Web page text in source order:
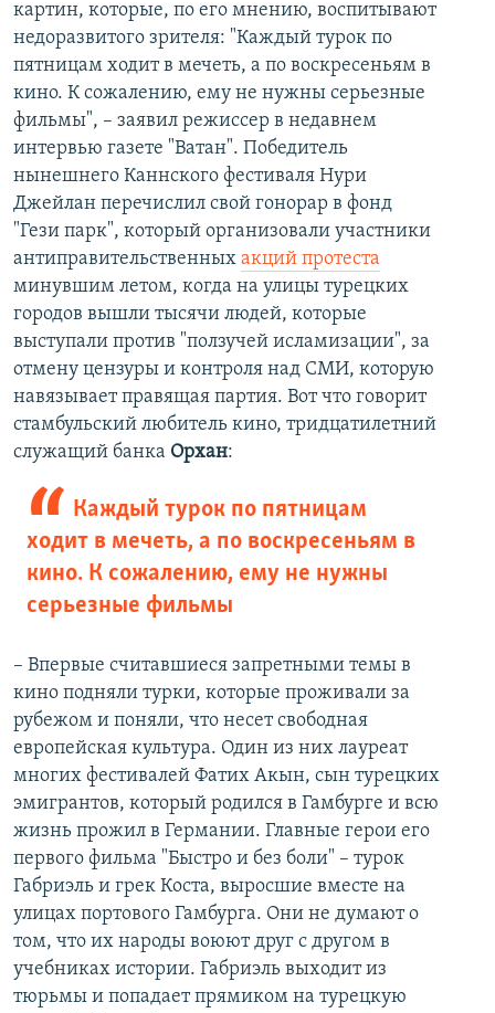
картин, которые, по его мнению, воспитывают
недоразвитого зрителя: "Каждый турок по
пятницам ходит в мечеть, а по воскресеньям в
кино. К сожалению, ему не нужны серьезные
фильмы", – заявил режиссер в недавнем
интервью газете "Ватан". Победитель
нынешнего Каннского фестиваля Нури
Джейлан перечислил свой гонорар в фонд
"Гези парк", который организовали участники
антиправительственных акций протеста
минувшим летом, когда на улицы турецких
городов вышли тысячи людей, которые
выступали против "ползучей исламизации", за
отмену цензуры и контроля над СМИ, которую
навязывает правящая партия. Вот что говорит
стамбульский любитель кино, тридцатилетний
служащий банка Орхан:
Каждый турок по пятницам
ходит в мечеть, а по воскресеньям в
кино. К сожалению, ему не нужны
серьезные фильмы
– Впервые считавшиеся запретными темы в
кино подняли турки, которые проживали за
рубежом и поняли, что несет свободная
европейская культура. Один из них лауреат
многих фестивалей Фатих Акын, сын турецких
эмигрантов, который родился в Гамбурге и всю
жизнь прожил в Германии. Главные герои его
первого фильма "Быстро и без боли" – турок
Габриэль и грек Коста, выросшие вместе на
улицах портового Гамбурга. Они не думают о
том, что их народы воюют друг с другом в
учебниках истории. Габриэль выходит из
тюрьмы и попадает прямиком на турецкую